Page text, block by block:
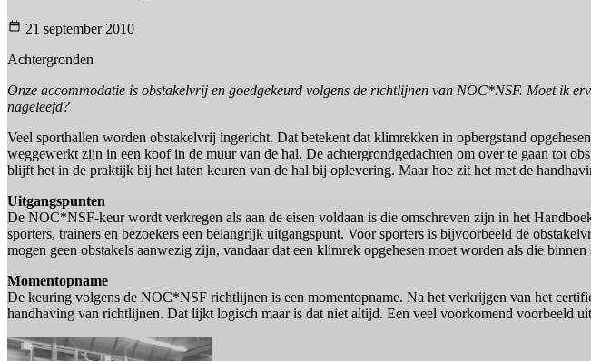
21 september 2010
Achtergronden
Onze accommodatie is obstakelvrij en goedgekeurd volgens de richtlijnen van NOC*NSF. Moet ik
nageleefd?
Veel sporthallen worden obstakelvrij ingericht. Dat betekent dat klimrekken in opbergstand
weggewerkt zijn in een koof in de muur van de hal. De achtergrondgedachten om over te gaan tot
blijft het in de praktijk bij het laten keuren van de hal bij oplevering. Maar hoe zit het met de
Uitgangspunten
De NOC*NSF-keur wordt verkregen als aan de eisen voldaan is die omschreven zijn in het
sporters, trainers en bezoekers een belangrijk uitgangspunt. Voor sporters is bijvoorbeeld de
mogen geen obstakels aanwezig zijn, vandaar dat een klimrek opgehesen moet worden als die binnen
Momentopname
De keuring volgens de NOC*NSF richtlijnen is een momentopname. Na het verkrijgen van het
handhaving van richtlijnen. Dat lijkt logisch maar is dat niet altijd. Een veel voorkomend voorbeeld